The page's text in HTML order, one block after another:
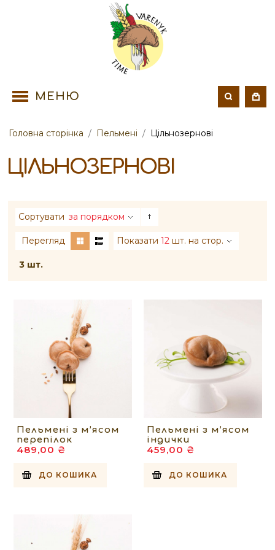
МЕНЮ
Головна сторінка / Пельмені / Цільнозернові
ЦІЛЬНОЗЕРНОВІ
Сортувати за порядком
Перегляд Показати 12 шт. на стор.
3 шт.
Пельмені з м’ясом
перепілок
489,00 ₴
ДО КОШИКА
Пельмені з м’ясом
індички
459,00 ₴
ДО КОШИКА